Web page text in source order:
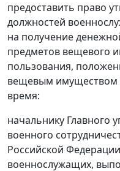
предоставить право
должностей
на получение
предметов вещевого
пользования,
вещевым имуществом
время:
начальнику Главного
военного
Российской
военнослужащих,